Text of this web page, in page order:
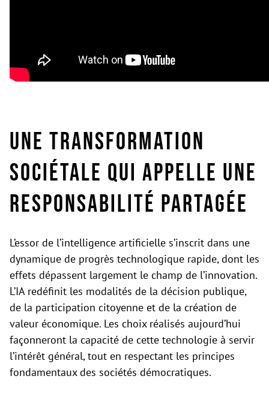
Une transformation
sociétale qui appelle une
responsabilité partagée
L’essor de l’intelligence artificielle s’inscrit dans une
dynamique de progrès technologique rapide, dont les
effets dépassent largement le champ de l’innovation.
L’IA redéfinit les modalités de la décision publique,
de la participation citoyenne et de la création de
valeur économique. Les choix réalisés aujourd’hui
façonneront la capacité de cette technologie à servir
l’intérêt général, tout en respectant les principes
fondamentaux des sociétés démocratiques.